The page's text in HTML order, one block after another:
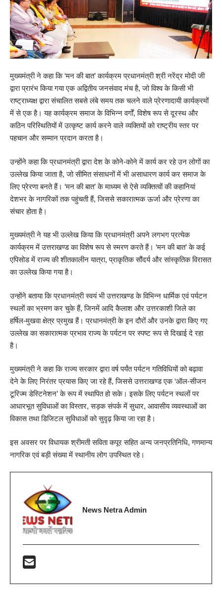
मुख्यमंत्री ने कहा कि ‘मन की बात’ कार्यक्रम प्रधानमंत्री श्री नरेंद्र मोदी जी
द्वारा प्रारंभ किया गया एक अद्वितीय जनसंवाद मंच है, जो विश्व के किसी भी
राष्ट्राध्यक्ष द्वारा संचालित सबसे लंबे समय तक चलने वाले प्रेरणादायी कार्यक्रमों
में से एक है। यह कार्यक्रम समाज के विभिन्न वर्गों, विशेष रूप से दूरस्थ और
कठिन परिस्थितियों में उत्कृष्ट कार्य करने वाले व्यक्तियों को राष्ट्रीय स्तर पर
पहचान और सम्मान प्रदान करता है।
उन्होंने कहा कि प्रधानमंत्री द्वारा देश के कोने-कोने में कार्य कर रहे उन लोगों का
उल्लेख किया जाता है, जो सीमित संसाधनों में भी असाधारण कार्य कर समाज के
लिए प्रेरणा बनते हैं। ‘मन की बात’ के माध्यम से ऐसे व्यक्तित्वों की कहानियां
देशभर के नागरिकों तक पहुंचती हैं, जिससे सकारात्मक ऊर्जा और प्रेरणा का
संचार होता है।
मुख्यमंत्री ने यह भी उल्लेख किया कि प्रधानमंत्री अपने लगभग प्रत्येक
कार्यक्रम में उत्तराखण्ड का विशेष रूप से स्मरण करते हैं। ‘मन की बात’ के कई
एपिसोड में राज्य की शीतकालीन यात्रा, प्राकृतिक सौंदर्य और सांस्कृतिक विरासत
का उल्लेख किया गया है।
उन्होंने बताया कि प्रधानमंत्री स्वयं भी उत्तराखण्ड के विभिन्न धार्मिक एवं पर्यटन
स्थलों का भ्रमण कर चुके हैं, जिनमें आदि कैलाश और उत्तरकाशी जिले का
हर्षिल-मुखवा क्षेत्र प्रमुख हैं। प्रधानमंत्री के इन दौरों और उनके द्वारा किए गए
उल्लेख का सकारात्मक प्रभाव राज्य के पर्यटन पर स्पष्ट रूप से दिखाई दे रहा
है।
मुख्यमंत्री ने कहा कि राज्य सरकार द्वारा वर्ष पर्यंत पर्यटन गतिविधियों को बढ़ावा
देने के लिए निरंतर प्रयास किए जा रहे हैं, जिससे उत्तराखण्ड एक ‘ऑल-सीजन
टूरिज्म डेस्टिनेशन’ के रूप में स्थापित हो सके। इसके लिए पर्यटन स्थलों पर
आधारभूत सुविधाओं का विस्तार, सड़क संपर्क में सुधार, आवासीय व्यवस्थाओं का
विकास तथा डिजिटल सुविधाओं को सुदृढ़ किया जा रहा है।
इस अवसर पर विधायक श्रीमती सविता कपूर सहित अन्य जनप्रतिनिधि, गणमान्य
नागरिक एवं बड़ी संख्या में स्थानीय लोग उपस्थित रहे।
News Netra Admin